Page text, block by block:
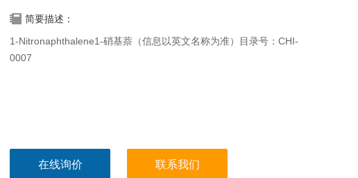
简要描述：
1-Nitronaphthalene1-硝基萘（信息以英文名称为准）目录号：CHI-
0007
在线询价 联系我们